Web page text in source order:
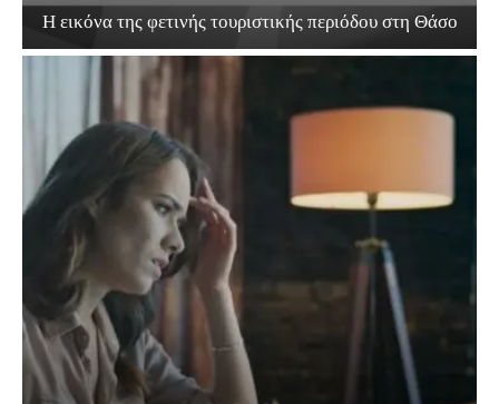
Η εικόνα της φετινής τουριστικής περιόδου στη Θάσο